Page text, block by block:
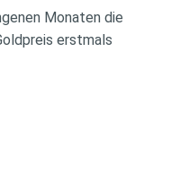
Monaten die
erstmals